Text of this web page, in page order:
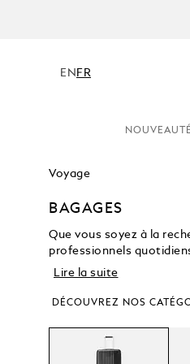
EN FR
Voyage
BAGAGES
Que vous soyez à la
professionnels
Lire la suite
DÉCOUVREZ NOS